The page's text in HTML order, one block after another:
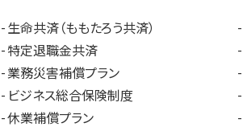
生命共済（ももたろう共済）
特定退職金共済
業務災害補償プラン
ビジネス総合保険制度
休業補償プラン